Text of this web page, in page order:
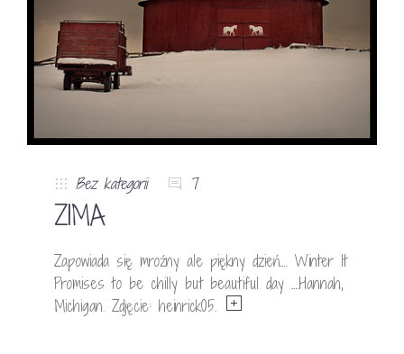
Bez kategorii 7
ZIMA
Zapowiada się mroźny ale piękny dzień…. Winter It
Promises to be chilly but beautiful day ….Hannah,
Michigan. Zdjęcie: heinrick05.